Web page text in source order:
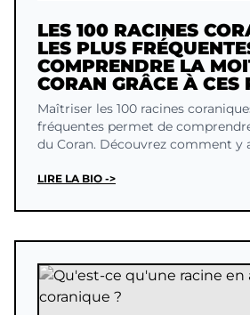
LES 100 RACINES
LES PLUS
COMPRENDRE LA
CORAN GRÂCE À CES
Maîtriser les 100 racines
fréquentes permet de
du Coran. Découvrez comment y
LIRE LA BIO ->